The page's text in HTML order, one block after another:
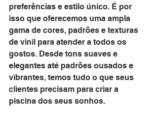
preferências e estilo único. É por
isso que oferecemos uma ampla
gama de cores, padrões e texturas
de vinil para atender a todos os
gostos. Desde tons suaves e
elegantes até padrões ousados e
vibrantes, temos tudo o que seus
clientes precisam para criar a
piscina dos seus sonhos.